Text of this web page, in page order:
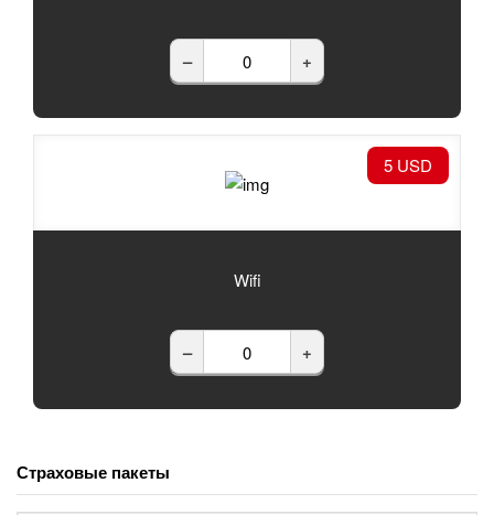
– +
5 USD
Wifi
– +
Страховые пакеты